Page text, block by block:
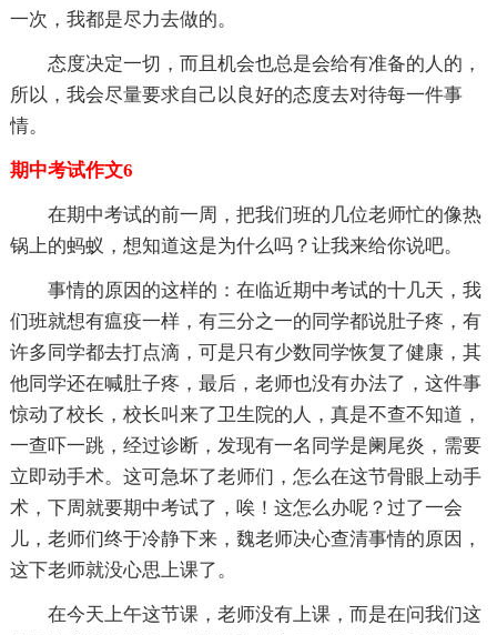
一次，我都是尽力去做的。
态度决定一切，而且机会也总是会给有准备的人的，
所以，我会尽量要求自己以良好的态度去对待每一件事
情。
期中考试作文6
在期中考试的前一周，把我们班的几位老师忙的像热
锅上的蚂蚁，想知道这是为什么吗？让我来给你说吧。
事情的原因的这样的：在临近期中考试的十几天，我
们班就想有瘟疫一样，有三分之一的同学都说肚子疼，有
许多同学都去打点滴，可是只有少数同学恢复了健康，其
他同学还在喊肚子疼，最后，老师也没有办法了，这件事
惊动了校长，校长叫来了卫生院的人，真是不查不知道，
一查吓一跳，经过诊断，发现有一名同学是阑尾炎，需要
立即动手术。这可急坏了老师们，怎么在这节骨眼上动手
术，下周就要期中考试了，唉！这怎么办呢？过了一会
儿，老师们终于冷静下来，魏老师决心查清事情的原因，
这下老师就没心思上课了。
在今天上午这节课，老师没有上课，而是在问我们这